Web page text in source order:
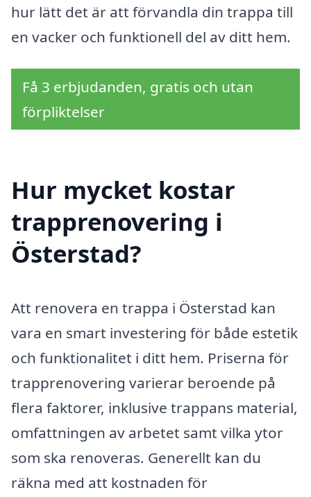
hur lätt det är att förvandla din trappa till
en vacker och funktionell del av ditt hem.
Få 3 erbjudanden, gratis och utan
förpliktelser
Hur mycket kostar
trapprenovering i
Österstad?
Att renovera en trappa i Österstad kan
vara en smart investering för både estetik
och funktionalitet i ditt hem. Priserna för
trapprenovering varierar beroende på
flera faktorer, inklusive trappans material,
omfattningen av arbetet samt vilka ytor
som ska renoveras. Generellt kan du
räkna med att kostnaden för